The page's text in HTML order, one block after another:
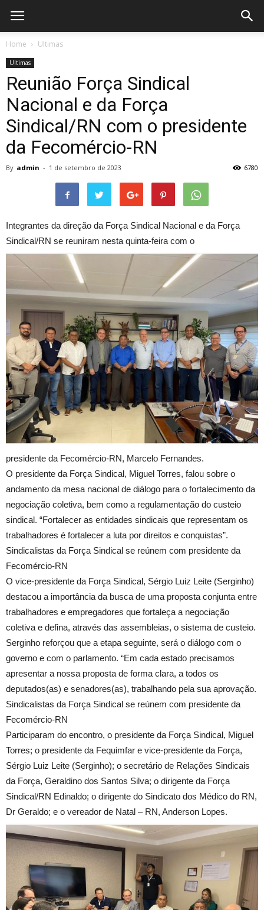
Home Ultimas
Ultimas
Reunião Força Sindical
Nacional e da Força
Sindical/RN com o presidente
da Fecomércio-RN
By admin - 1 de setembro de 2023 6780
Integrantes da direção da Força Sindical Nacional e da Força
Sindical/RN se reuniram nesta quinta-feira com o
presidente da Fecomércio-RN, Marcelo Fernandes.
O presidente da Força Sindical, Miguel Torres, falou sobre o
andamento da mesa nacional de diálogo para o fortalecimento da
negociação coletiva, bem como a regulamentação do custeio
sindical. “Fortalecer as entidades sindicais que representam os
trabalhadores é fortalecer a luta por direitos e conquistas”.
Sindicalistas da Força Sindical se reúnem com presidente da
Fecomércio-RN
O vice-presidente da Força Sindical, Sérgio Luiz Leite (Serginho)
destacou a importância da busca de uma proposta conjunta entre
trabalhadores e empregadores que fortaleça a negociação
coletiva e defina, através das assembleias, o sistema de custeio.
Serginho reforçou que a etapa seguinte, será o diálogo com o
governo e com o parlamento. “Em cada estado precisamos
apresentar a nossa proposta de forma clara, a todos os
deputados(as) e senadores(as), trabalhando pela sua aprovação.
Sindicalistas da Força Sindical se reúnem com presidente da
Fecomércio-RN
Participaram do encontro, o presidente da Força Sindical, Miguel
Torres; o presidente da Fequimfar e vice-presidente da Força,
Sérgio Luiz Leite (Serginho); o secretário de Relações Sindicais
da Força, Geraldino dos Santos Silva; o dirigente da Força
Sindical/RN Edinaldo; o dirigente do Sindicato dos Médico do RN,
Dr Geraldo; e o vereador de Natal – RN, Anderson Lopes.